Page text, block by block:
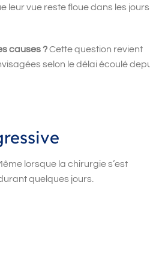
leur vue reste floue dans les
causes ?Cette question revient
selon le délai écoulé
lorsque la chirurgie s’est
quelques jours.